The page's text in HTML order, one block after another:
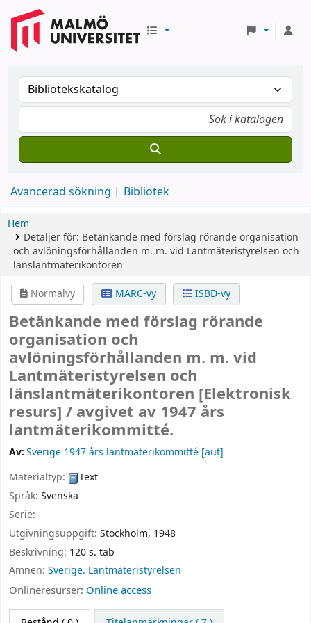
Avancerad sökning Bibliotek
Hem
Detaljer för: Betänkande med förslag rörande organisation
och avlöningsförhållanden m. m. vid Lantmäteristyrelsen och
länslantmäterikontoren
Normalvy
MARC-vy ISBD-vy
Betänkande med förslag rörande
organisation och
avlöningsförhållanden m. m. vid
Lantmäteristyrelsen och
länslantmäterikontoren [Elektronisk
resurs] / avgivet av 1947 års
lantmäterikommitté.
Av:Sverige 1947 års lantmäterikommitté [aut]
Materialtyp:
Text
Språk: Svenska
Serie:
Utgivningsuppgift: Stockholm, 1948
Beskrivning: 120 s. tab
Ämnen: Sverige. Lantmäteristyrelsen
Onlineresurser: Online access